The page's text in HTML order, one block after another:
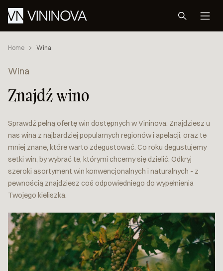
Home Wina
Wina
Znajdź wino
Sprawdź pełną ofertę win dostępnych w Vininova. Znajdziesz u
nas wina z najbardziej popularnych regionów i apelacji, oraz te
mniej znane, które warto zdegustować. Co roku degustujemy
setki win, by wybrać te, którymi chcemy się dzielić. Odkryj
szeroki asortyment win konwencjonalnych i naturalnych - z
pewnością znajdziesz coś odpowiedniego do wypełnienia
Twojego kieliszka.